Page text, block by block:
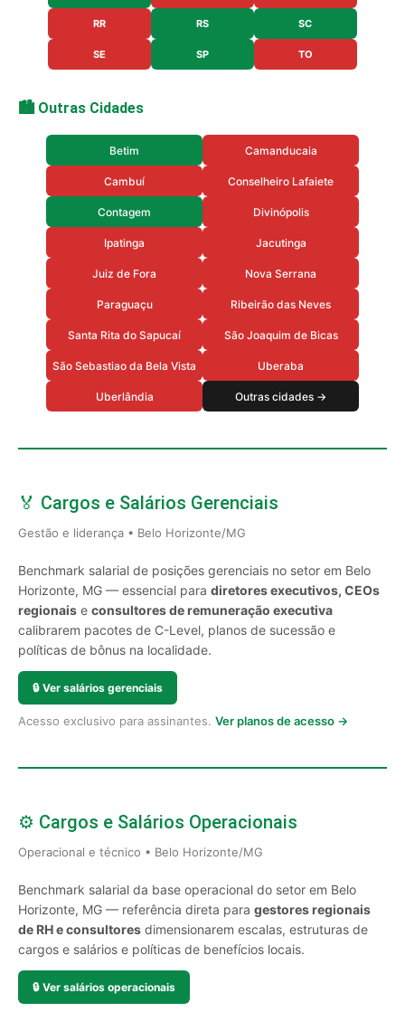
RR RS SC
SE SP TO
🏙️ Outras Cidades
Betim Camanducaia
Cambuí Conselheiro Lafaiete
Contagem Divinópolis
Ipatinga Jacutinga
Juiz de Fora Nova Serrana
Paraguaçu Ribeirão das Neves
Santa Rita do Sapucaí São Joaquim de Bicas
São Sebastiao da Bela Vista Uberaba
Uberlândia Outras cidades →
🏅 Cargos e Salários Gerenciais
Gestão e liderança • Belo Horizonte/MG
Benchmark salarial de posições gerenciais no setor em Belo
Horizonte, MG — essencial para diretores executivos, CEOs
regionais e consultores de remuneração executiva
calibrarem pacotes de C-Level, planos de sucessão e
políticas de bônus na localidade.
🔒 Ver salários gerenciais
Acesso exclusivo para assinantes. Ver planos de acesso →
⚙️ Cargos e Salários Operacionais
Operacional e técnico • Belo Horizonte/MG
Benchmark salarial da base operacional do setor em Belo
Horizonte, MG — referência direta para gestores regionais
de RH e consultores dimensionarem escalas, estruturas de
cargos e salários e políticas de benefícios locais.
🔒 Ver salários operacionais